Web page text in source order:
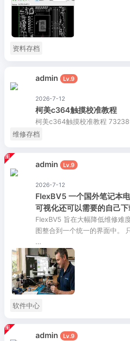
资料存档
admin Lv.9
2026-7-12
柯美c364触摸校准教程
柯美c364触摸校准教程
维修存档
admin Lv.9
2026-7-12
FlexBV5 一个国外笔记本
可视化还可以需要的自己
FlexBV5 旨在大幅降低维修难
图整合到一个统一的界面中。
...
软件中心
admin Lv.9